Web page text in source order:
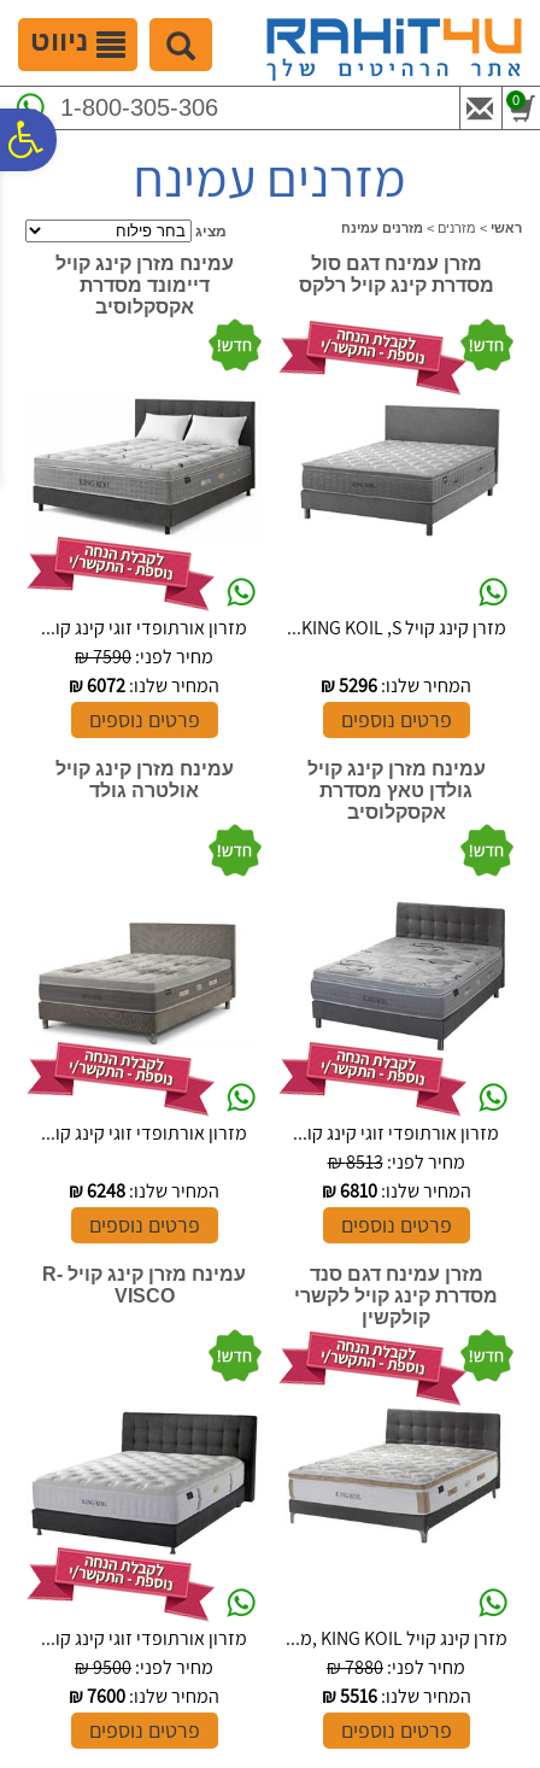
נגישות
המרכזי
ניווט
1-800-305-306 0
מזרנים עמינח
ראשי > מזרנים > מזרנים עמינח מציג
מזרן עמינח דגם סול
מסדרת קינג קויל רלקס
מזרן קינג קויל KING KOIL ,S...
המחיר שלנו:5296
₪
פרטים נוספים
עמינח מזרן קינג קויל
דיימונד מסדרת
אקסקלוסיב
מזרון אורתופדי זוגי קינג קו...
מחיר לפני:7590 ₪
המחיר שלנו:6072
₪
פרטים נוספים
עמינח מזרן קינג קויל
גולדן טאץ מסדרת
אקסקלוסיב
מזרון אורתופדי זוגי קינג קו...
מחיר לפני:8513 ₪
המחיר שלנו:6810
₪
פרטים נוספים
עמינח מזרן קינג קויל
אולטרה גולד
מזרון אורתופדי זוגי קינג קו...
המחיר שלנו:6248
₪
פרטים נוספים
מזרן עמינח דגם סנד
מסדרת קינג קויל לקשרי
קולקשין
מזרן קינג קויל KING KOIL ,מ...
מחיר לפני:7880 ₪
המחיר שלנו:5516
₪
פרטים נוספים
עמינח מזרן קינג קויל R-
VISCO
מזרון אורתופדי זוגי קינג קו...
מחיר לפני:9500 ₪
המחיר שלנו:7600
₪
פרטים נוספים